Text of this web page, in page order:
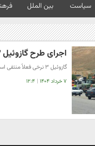
سیاست بین الملل
اجرای طرح گازوئیل ۳ نرخی معلق شد
گازوئیل ۳ نرخی فعلاً منتفی است
۷ خرداد ۱۴۰۴ | ۱۲:۴